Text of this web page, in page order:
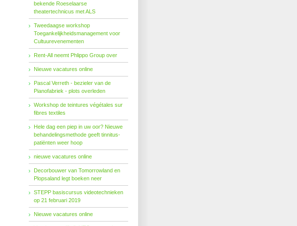
bekende Roeselaarse
theatertechnicus met ALS
Tweedaagse workshop
Toegankelijkheidsmanagement voor
Cultuurevenementen
Rent-All neemt Phlippo Group over
Nieuwe vacatures online
Pascal Verreth - bezieler van de
Pianofabriek - plots overleden
Workshop de teintures végétales sur
fibres textiles
Hele dag een piep in uw oor? Nieuwe
behandelings­methode geeft tinnitus-
patiënten weer hoop
nieuwe vacatures online
Decorbouwer van Tomorrowland en
Plopsaland legt boeken neer
STEPP basiscursus videotechnieken
op 21 februari 2019
Nieuwe vacatures online